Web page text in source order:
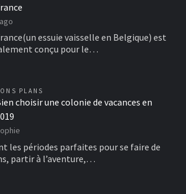
essuie vaisselle en Belgique) est
conçu pour le…
PLANS
choisir une colonie de vacances en
les périodes parfaites pour se faire de
partir à l’aventure,…